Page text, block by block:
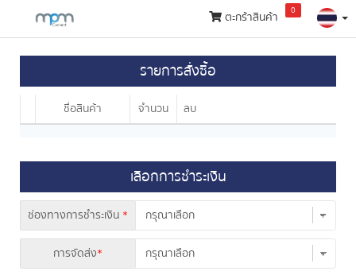
กลุ่ม
ตะกร้าสินค้า 0
รายการสั่งซื้อ​
ชื่อสินค้า จำนวน ลบ
เลือกการชำระเงิน
ช่องทางการชำระเงิน *
การจัดส่ง*